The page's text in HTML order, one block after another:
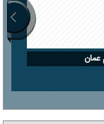
عمان